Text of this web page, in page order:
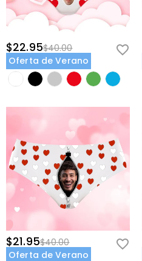
$22.95$40.00
Oferta de Verano
$21.95$40.00
Oferta de Verano